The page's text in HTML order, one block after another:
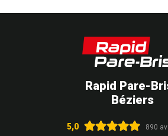
Rapid Pare-
Béziers
5,0 890